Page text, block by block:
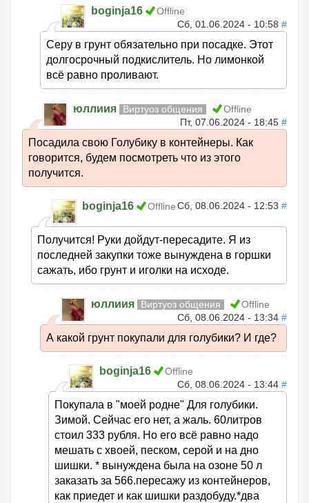
boginja16
Offline
Сб, 01.06.2024 - 10:58 #
Серу в грунт обязательно при посадке. Этот
долгосрочный подкислитель. Но лимонкой
всё равно проливают.
юллиия Виртуоз общения
Offline
Пт, 07.06.2024 - 18:45 #
Посадила свою Голубику в контейнеры. Как
говорится, будем посмотреть что из этого
получится.
boginja16 Offline Сб, 08.06.2024 - 12:53 #
Получится! Руки дойдут-пересадите. Я из
последней закупки тоже вынуждена в горшки
сажать, ибо грунт и иголки на исходе.
юллиия Виртуоз общения
Offline
Сб, 08.06.2024 - 13:34 #
А какой грунт покупали для голубики? И где?
boginja16
Offline
Сб, 08.06.2024 - 13:44 #
Покупала в "моей родне" Для голубики.
Зимой. Сейчас его нет, а жаль. 60литров
стоил 333 рубля. Но его всё равно надо
мешать с хвоей, песком, серой и на дно
шишки. * вынуждена была на озоне 50 л
заказать за 566.пересажу из контейнеров,
как приедет и как шишки раздобуду.*два